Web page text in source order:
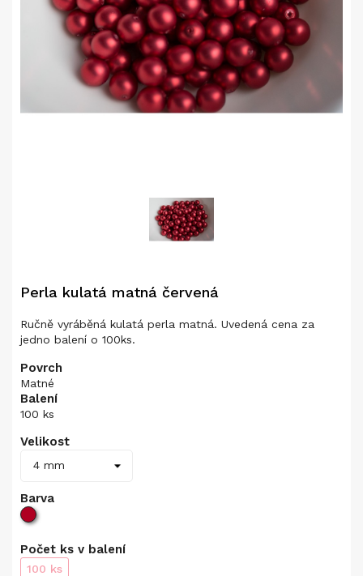
Perla kulatá matná červená
Ručně vyráběná kulatá perla matná. Uvedená cena za
jedno balení o 100ks.
Povrch
Matné
Balení
100 ks
Velikost
Barva
Počet ks v balení
100 ks